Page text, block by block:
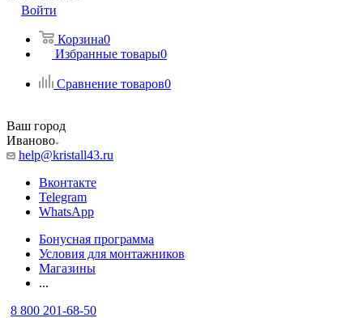
Войти
Корзина0
Избранные товары0
Сравнение товаров0
Ваш город
Иваново
help@kristall43.ru
Вконтакте
Telegram
WhatsApp
Бонусная программа
Условия для монтажников
Магазины
...
8 800 201-68-50